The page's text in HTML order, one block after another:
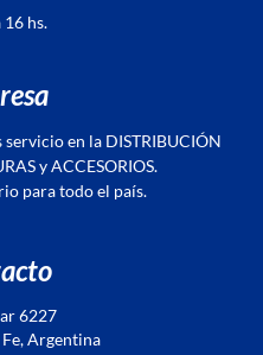
16 hs.
en la DISTRIBUCIÓN
y ACCESORIOS.
para todo el país.
6227
Fe, Argentina